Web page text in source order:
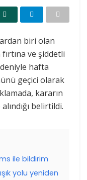
biri olan
ve şiddetli
hafta
geçici olarak
kararın
belirtildi.
ile bildirim
yolu yeniden